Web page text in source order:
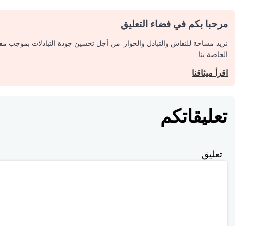
مرحبا بكم في فضاء التعليق
نريد مساحة للنقاش والتبادل والحوار. من أجل تحسين جودة التبادلات بموجب
الخاصة بنا.
اقرأ ميثاقنا
تعليقاتكم
تعليق